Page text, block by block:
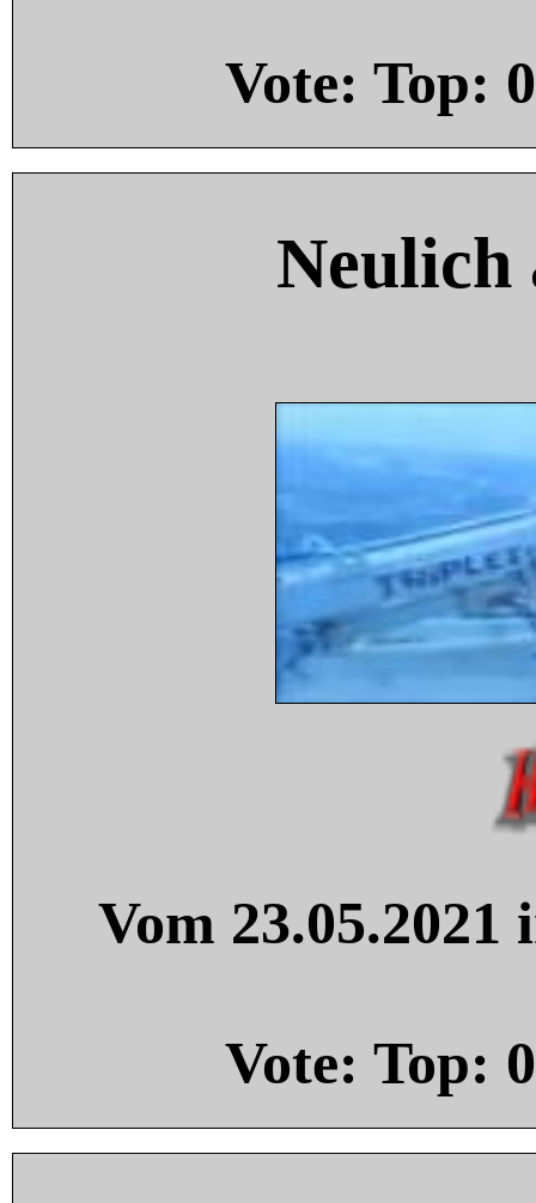
Vote: Top: 0
Neulich
Vom
Vote: Top: 0